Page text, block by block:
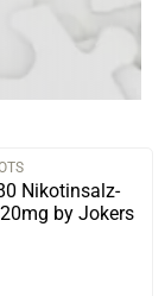
Nikotinsalz-
by Jokers